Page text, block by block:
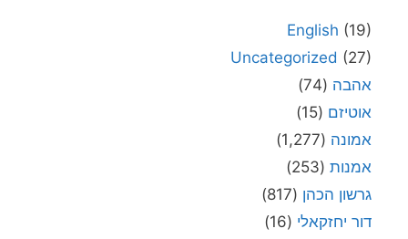
English (19)
Uncategorized (27)
אהבה (74)
אוטיזם (15)
אמונה (1,277)
אמנות (253)
גרשון הכהן (817)
דור יחזקאלי (16)